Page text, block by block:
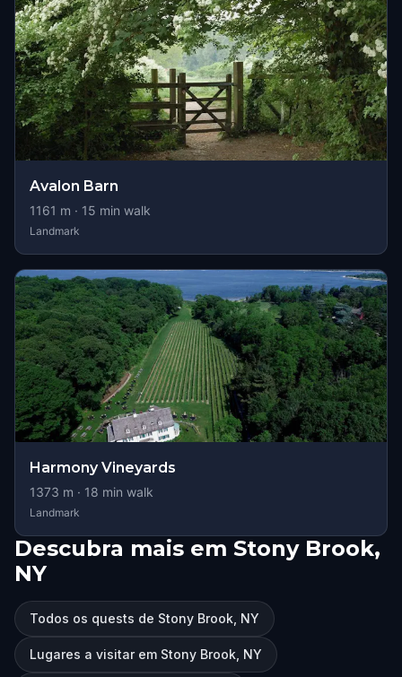
Avalon Barn
1161 m · 15 min walk
Landmark
Harmony Vineyards
1373 m · 18 min walk
Landmark
Descubra mais em Stony Brook,
NY
Todos os quests de Stony Brook, NY
Lugares a visitar em Stony Brook, NY